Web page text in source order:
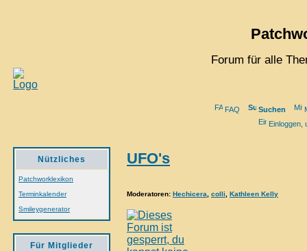
Forum für alle
FAQ Suchen
Einloggen,
Nützliches
Patchworklexikon
Terminkalender
Smileygenerator
Für Mitglieder
UFO's
Moderatoren: Hechicera colli Kathleen Kelly